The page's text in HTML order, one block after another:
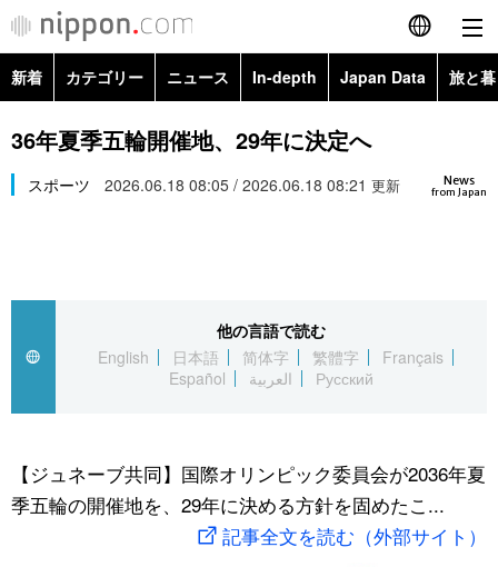
English
简体字
繁體字
العربية
社会
旅と暮らし
新着 カテゴリー ニュース In-depth Japan Data 旅と
政治・外交
経済・ビジネス
社会
文化
科学・技術
暮らし
Images
お知らせ
36年夏季五輪開催地、29年に決定へ
News
from Japan
スポーツ 2026.06.18 08:05 / 2026.06.18 08:21 更新
他の言語で読む
English
日本語 简体字 繁體字
Français
Español
العربية Русский
【ジュネーブ共同】国際オリンピック委員会が2036年夏
季五輪の開催地を、29年に決める方針を固めたこ...
記事全文を読む（外部サイト）